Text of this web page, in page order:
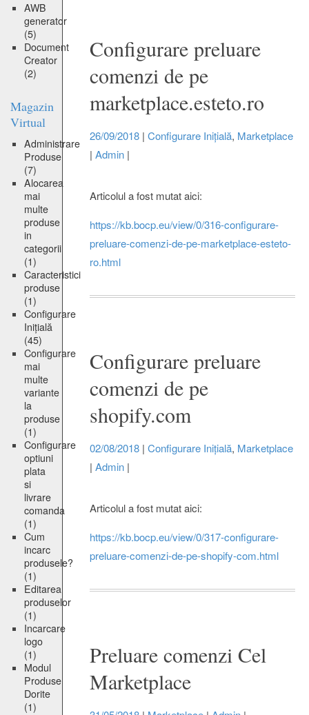
AWB
generator
(5)
Document
Creator
(2)
Magazin
Virtual
Administrare
Produse
(7)
Alocarea
mai
multe
produse
in
categorii
(1)
Caracteristici
produse
(1)
Configurare
Inițială
(45)
Configurare
mai
multe
variante
la
produse
(1)
Configurare
optiuni
plata
si
livrare
comanda
(1)
Cum
incarc
produsele?
(1)
Editarea
produselor
(1)
Incarcare
logo
(1)
Modul
Produse
Dorite
(1)
Configurare preluare
comenzi de pe
marketplace.esteto.ro
26/09/2018| Configurare Inițială, Marketplace
| Admin|
Articolul a fost mutat aici:
https://kb.bocp.eu/view/0/316-configurare-
preluare-comenzi-de-pe-marketplace-esteto-
ro.html
Configurare preluare
comenzi de pe
shopify.com
02/08/2018| Configurare Inițială, Marketplace
| Admin|
Articolul a fost mutat aici:
https://kb.bocp.eu/view/0/317-configurare-
preluare-comenzi-de-pe-shopify-com.html
Preluare comenzi Cel
Marketplace